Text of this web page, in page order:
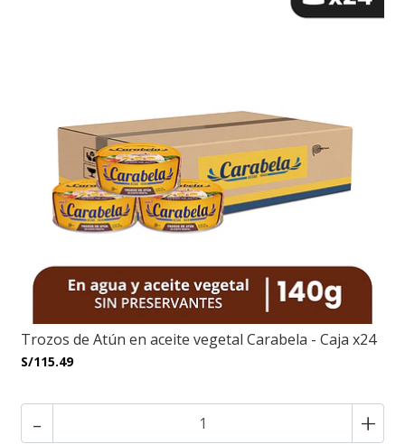
Trozos de Atún en aceite vegetal Carabela - Caja x24
S/115.49
- +